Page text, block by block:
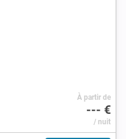
À partir de
--- €
/ nuit